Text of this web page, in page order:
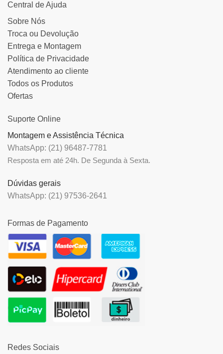
Central de Ajuda
Sobre Nós
Troca ou Devolução
Entrega e Montagem
Política de Privacidade
Atendimento ao cliente
Todos os Produtos
Ofertas
Suporte Online
Montagem e Assistência Técnica
WhatsApp: (21) 96487-7781
Resposta em até 24h. De Segunda à Sexta.
Dúvidas gerais
WhatsApp: (21) 97536-2641
Formas de Pagamento
Redes Sociais